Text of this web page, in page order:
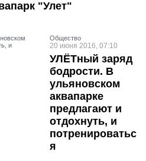
"Улет"
Общество
20 июня 2016, 07:10
УЛЁТный заряд
бодрости. В
ульяновском
аквапарке
предлагают и
отдохнуть, и
потренироватьс
я